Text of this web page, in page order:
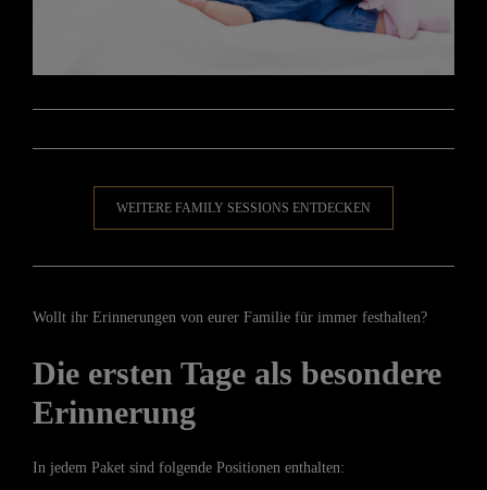
WEITERE FAMILY SESSIONS ENTDECKEN
Wollt ihr Erinnerungen von eurer Familie für immer festhalten?
Die ersten Tage als besondere
Erinnerung
In jedem Paket sind folgende Positionen enthalten: